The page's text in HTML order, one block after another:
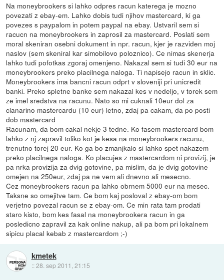
Na moneybrookers si lahko odpres racun katerega je mozno
povezati z ebay-em. Lahko dobis tudi njihov mastercard, ki ga
povezes s paypalom in potem paypal na ebay. Ustvaril sem si
racucn na moneybrookers in zaprosil za mastercard. Poslati sem
moral skeniran osebni dokument in npr. racun, kjer je razviden moj
naslov (sem skeniral kar simobilovo poloznico). Ce nimas skenerja
lahko tudi pofotkas zgoraj omenjeno. Nakazal sem si tudi 30 eur na
moneybrookers preko placilnega naloga. Ti napisejo racun in sklic.
Moneybrookers ima bancni racun odprt v sloveniji pri unicredit
banki. Preko spletne banke sem nakazal kes v nedeljo, v torek sem
ze imel sredstva na racunu. Nato so mi cuknali 10eur dol za
clanarino mastercardu (10 eur) letno, zdaj pa cakam, da po posti
dob mastercard
Racunam, da bom cakal nekje 3 tedne. Ko fasem mastercard bom
lahko z nj zapravil toliko kot je kesa na moneybrookers racunu,
trenutno torej 20 eur. Ko ga bo zmanjkalo si lahko spet nakazem
preko placilnega naloga. Ko placujes z mastercardom ni provizij, je
pa nrka provizija za dvig gotovine, pa mislim, da je dvig gotovine
omejen na 250eur, zdaj pa ne vem ali dnevno ali mesecno.
Cez moneybrookers racun pa lahko obrnem 5000 eur na mesec.
Taksne so omejitve tam. Ce bom kaj posloval z ebay-om bom
verjetno povezal racun se z ebay-om. Ce min rata tam prodati
staro kisto, bom kes fasal na moneybrookera racun in ga
posledicno zapravil za kak online nakup, ali pa bom pri lokalnem
sipicu placal kebab z mastercardom ;-)
kmetek
::28. sep 2011, 21:15